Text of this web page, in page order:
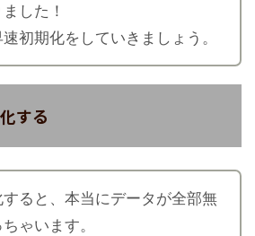
した！
初期化をしていきましょう。
する
ると、本当にデータが全部無
ゃいます。